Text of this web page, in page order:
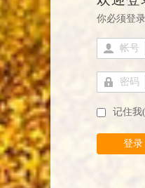
你必须登
帐号
密码
记住我
登录